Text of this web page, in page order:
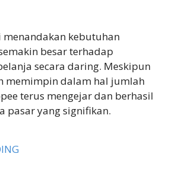
kebutuhan
besar terhadap
secara daring. Meskipun
memimpin dalam hal jumlah
terus mengejar dan berhasil
pasar yang signifikan.